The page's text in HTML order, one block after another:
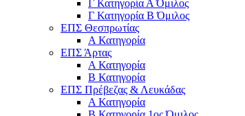
Γ Κατηγορία Α Όμιλος
Γ Κατηγορία Β Όμιλος
ΕΠΣ Θεσπρωτίας
Α Κατηγορία
ΕΠΣ Άρτας
Α Κατηγορία
Β Κατηγορία
ΕΠΣ Πρέβεζας & Λευκάδας
Α Κατηγορία